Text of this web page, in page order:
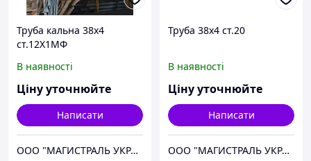
Труба кальна 38х4
ст.12Х1МФ
В наявності
Ціну уточнюйте
Написати
ООО "МАГИСТРАЛЬ УКРАИНА"
Труба 38х4 ст.20
В наявності
Ціну уточнюйте
Написати
ООО "МАГИСТРАЛЬ УКРАИНА"